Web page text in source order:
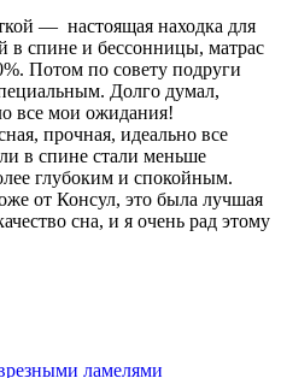
— настоящая находка для
в спине и бессонницы, матрас
Потом по совету подруги
Долго думал,
все мои ожидания!
прочная, идеально все
в спине стали меньше
глубоким и спокойным.
от Консул, это была лучшая
сна, и я очень рад этому
ламелями